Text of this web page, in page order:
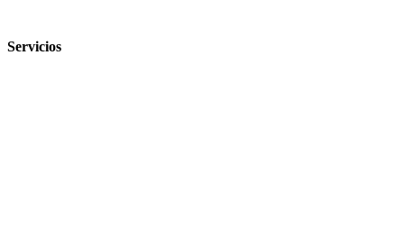
Servicios